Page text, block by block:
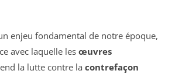
enjeu fondamental de notre époque,
avec laquelle lesœuvres
la lutte contre la contrefaçon